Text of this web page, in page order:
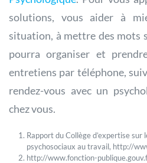
solutions, vous aider à
situation, à mettre des mots
pourra organiser et
entretiens par téléphone,
rendez-vous avec un
chez vous.
Rapport du Collège d’expertise sur
psychosociaux au travail, http://
http://www.fonction-